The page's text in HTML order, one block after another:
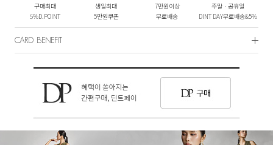
구매최대
5%D.POINT
생일최대
5만원쿠폰
7만원이상
무료배송
주말ㆍ공휴일
DINT DAY무료배송&5%
CARD BENEFIT